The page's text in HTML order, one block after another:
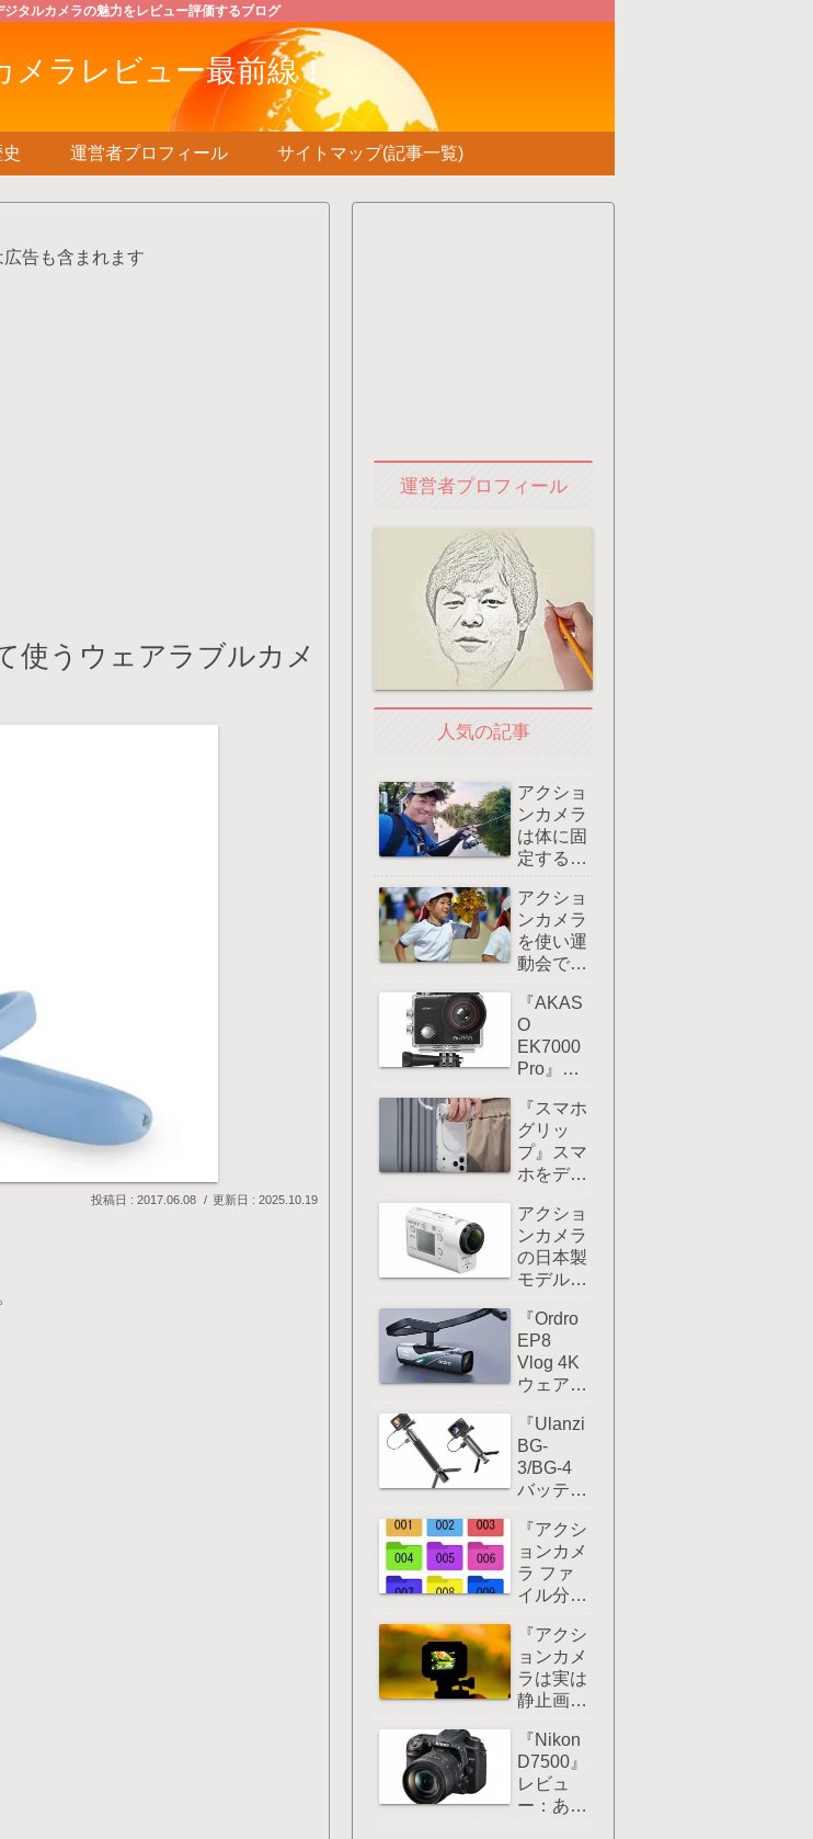
タルカメラの魅力をレビュー評価するブログ
メラレビュー最前線！
運営者プロフィール サイトマップ(記事一覧)
告も含まれます
使うウェアラブルカメ
2017.06.08 2025.10.19
運営者プロフィール
人気の記事
アクショ
ンカメラ
は体に固
定すると
えてグッ
ド：おす
すめはマ
グネット
ト！
アクショ
ンカメラ
を使い運
動会でズ
するなら
ハンディ
カメ
ラ/Vlog
方がおす
すめ！
『AKAS
O
EK7000
Pro』レ
アクショ
ンカメラ
を安くコ
スパ重視
ら選択肢
としてア
リだ！
『スマホ
グリッ
プ』スマ
ホをデジ
いに使い
たいなら
こんなア
クセサリ
とグー！
アクショ
ンカメラ
の日本製
モデルは
らすでに
製造が終
了してし
まってい
『Ordro
EP8
Vlog 4K
ウェアブ
』レビュ
ー：EP7
と比べ
4K60fps
速充電に
対応！
『Ulanzi
BG-
3/BG-4
バッテリ
プ』レビ
ュー評
価：
GoProな
ョンカメ
ラに大き
なメリッ
ト！
『アクシ
ョンカメ
ラ ファ
イル分
ションカ
メラで長
時間撮影
すると何
コのよう
にファイ
ルが分割
される
『アクシ
ョンカメ
ラは実は
静止画も
使い方は
こうだ！
『Nikon
D7500』
レビュ
ー：あな